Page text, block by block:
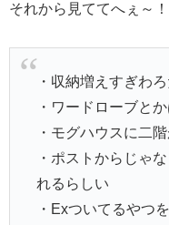
それから見ててへぇ～
・収納増えすぎわろ
・ワードローブと
・モグハウスに二
・ポストからじゃ
れるらしい
・Exついてるやつ